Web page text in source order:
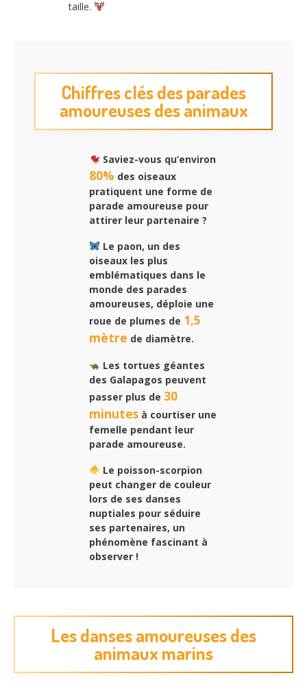
taille.
Chiffres clés des parades
amoureuses des animaux
Saviez-vous qu’environ
80% des oiseaux
pratiquent une forme de
parade amoureuse pour
attirer leur partenaire ?
Le paon, un des
oiseaux les plus
emblématiques dans le
monde des parades
amoureuses, déploie une
roue de plumes de 1,5
mètre de diamètre.
Les tortues géantes
des Galapagos peuvent
passer plus de 30
minutes à courtiser une
femelle pendant leur
parade amoureuse.
Le poisson-scorpion
peut changer de couleur
lors de ses danses
nuptiales pour séduire
ses partenaires, un
phénomène fascinant à
observer !
Les danses amoureuses des
animaux marins